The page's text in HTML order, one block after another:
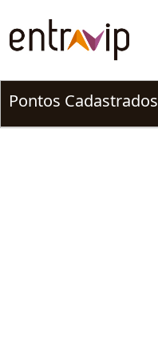
Pontos Cadastrados